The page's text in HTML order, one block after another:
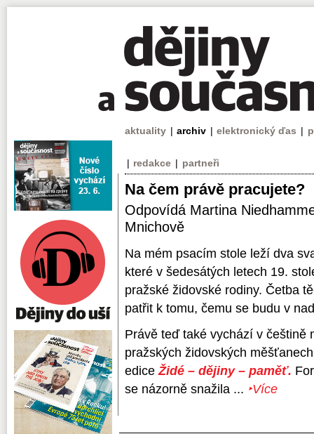
aktuality | archiv | elektronický ďas |
| redakce | partneři
Na čem právě pracujete?
Odpovídá Martina
Mnichově
Na mém psacím stole leží dva
které v šedesátých letech 19.
pražské židovské rodiny. Četba
patřit k tomu, čemu se budu v
Právě teď také vychází v češtině
pražských židovských
ediceŽidé – dějiny – paměť.
se názorně snažila ... ‣Více